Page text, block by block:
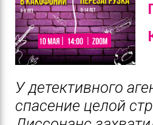
У детективного
спасение целой